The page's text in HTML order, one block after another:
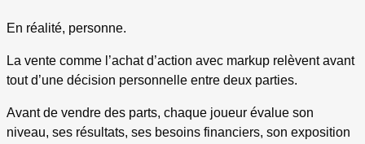
En réalité, personne.
La vente comme l’achat d’action avec markup relèvent avant
tout d’une décision personnelle entre deux parties.
Avant de vendre des parts, chaque joueur évalue son
niveau, ses résultats, ses besoins financiers, son exposition